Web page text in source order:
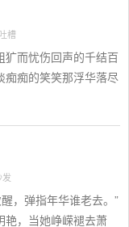
槽
而忧伤回声的千结百
痴痴的笑笑那浮华落尽
，弹指年华谁老去。”
艳，当她峥嵘褪去萧